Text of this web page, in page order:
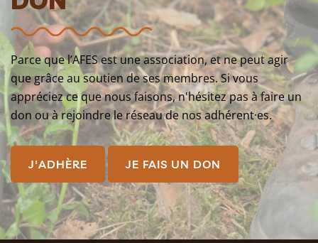
Parce que l’AFES est une association, et ne peut agir
que grâce au soutien de ses membres. Si vous
appréciez ce que nous faisons, n'hésitez pas à faire un
don ou à rejoindre le réseau de nos adhérent·es.
J'ADHÈRE JE FAIS UN DON